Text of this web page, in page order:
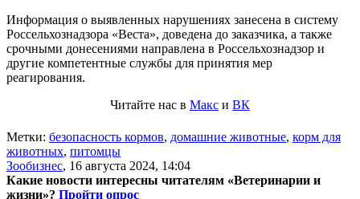
Информация о выявленных нарушениях занесена в систему
Россельхознадзора «Веста», доведена до заказчика, а также
срочными донесениями направлена в Россельхознадзор и
другие компетентные службы для принятия мер
реагирования.
Читайте нас в Макс и ВК
Метки: безопасность кормов, домашние животные, корм для
животных, питомцы
Зообизнес, 16 августа 2024, 14:04
Какие новости интересны читателям «Ветеринарии и
жизни»? Пройти опрос